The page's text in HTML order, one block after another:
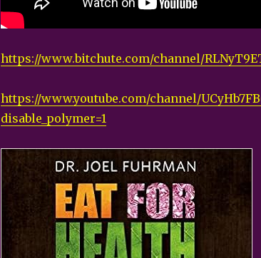
https://www.bitchute.com/channel/
https://www.youtube.com/channel/
disable_polymer=1